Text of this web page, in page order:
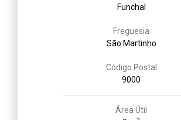
Funchal
Freguesia
São Martinho
Código Postal
9000
Área Útil